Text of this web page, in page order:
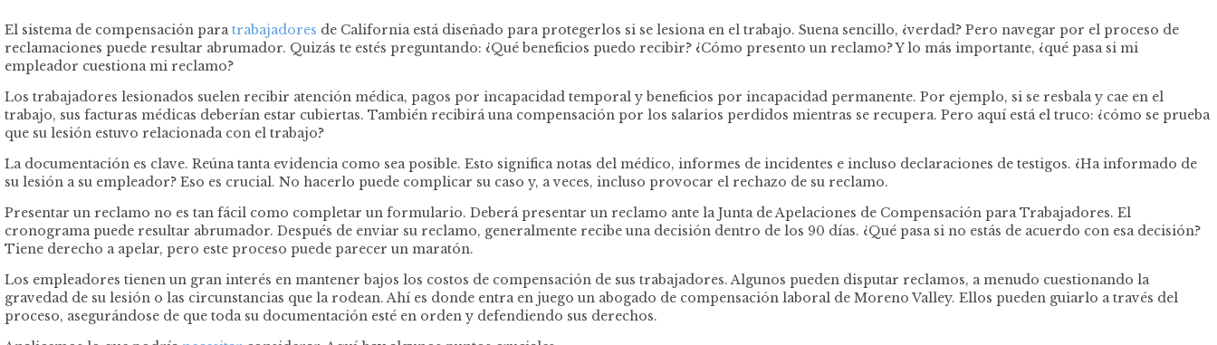
El sistema de compensación para trabajadores de California está diseñado para protegerlos si se lesiona en el trabajo. Suena sencillo, ¿verdad? Pero navegar por el proceso de
reclamaciones puede resultar abrumador. Quizás te estés preguntando: ¿Qué beneficios puedo recibir? ¿Cómo presento un reclamo? Y lo más importante, ¿qué pasa si mi
empleador cuestiona mi reclamo?
Los trabajadores lesionados suelen recibir atención médica, pagos por incapacidad temporal y beneficios por incapacidad permanente. Por ejemplo, si se resbala y cae en el
trabajo, sus facturas médicas deberían estar cubiertas. También recibirá una compensación por los salarios perdidos mientras se recupera. Pero aquí está el truco: ¿cómo se prueba
que su lesión estuvo relacionada con el trabajo?
La documentación es clave. Reúna tanta evidencia como sea posible. Esto significa notas del médico, informes de incidentes e incluso declaraciones de testigos. ¿Ha informado de
su lesión a su empleador? Eso es crucial. No hacerlo puede complicar su caso y, a veces, incluso provocar el rechazo de su reclamo.
Presentar un reclamo no es tan fácil como completar un formulario. Deberá presentar un reclamo ante la Junta de Apelaciones de Compensación para Trabajadores. El
cronograma puede resultar abrumador. Después de enviar su reclamo, generalmente recibe una decisión dentro de los 90 días. ¿Qué pasa si no estás de acuerdo con esa decisión?
Tiene derecho a apelar, pero este proceso puede parecer un maratón.
Los empleadores tienen un gran interés en mantener bajos los costos de compensación de sus trabajadores. Algunos pueden disputar reclamos, a menudo cuestionando la
gravedad de su lesión o las circunstancias que la rodean. Ahí es donde entra en juego un abogado de compensación laboral de Moreno Valley. Ellos pueden guiarlo a través del
proceso, asegurándose de que toda su documentación esté en orden y defendiendo sus derechos.